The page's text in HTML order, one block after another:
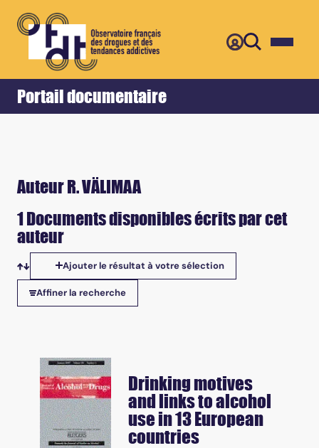
Portail documentaire
Accueil Retour
Auteur R. VÄLIMAA
1 Documents disponibles écrits par cet
auteur
Tris disponibles
Ajouter le résultat à votre sélection
Affiner la recherche
Drinking motives
and links to alcohol
use in 13 European
countries